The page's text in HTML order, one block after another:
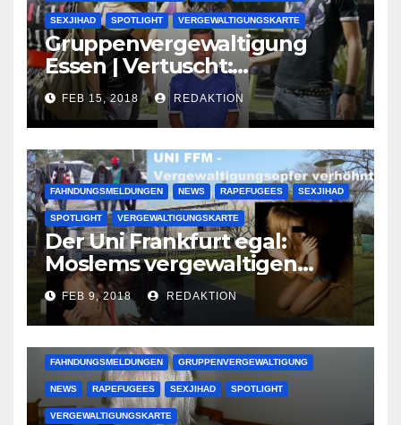
SEXJIHAD SPOTLIGHT VERGEWALTIGUNGSKARTE
Gruppenvergewaltigung
Essen | Vertuscht:
Lauenburger Gang ist ein
großer Muslimclan
FEB 15, 2018 REDAKTION
FAHNDUNGSMELDUNGEN NEWS RAPEFUGEES SEXJIHAD
SPOTLIGHT VERGEWALTIGUNGSKARTE
Der Uni Frankfurt egal:
Moslems vergewaltigen
deutsche Studentinnen auf
Uni-Campus
FEB 9, 2018 REDAKTION
FAHNDUNGSMELDUNGEN GRUPPENVERGEWALTIGUNG
NEWS RAPEFUGEES SEXJIHAD SPOTLIGHT
VERGEWALTIGUNGSKARTE